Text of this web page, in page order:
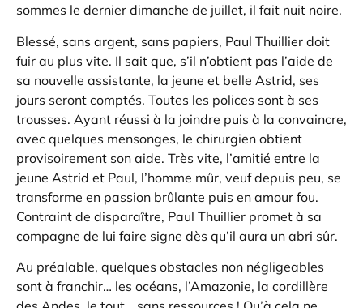
sommes le dernier dimanche de juillet, il fait nuit noire.
Blessé, sans argent, sans papiers, Paul Thuillier doit
fuir au plus vite. Il sait que, s’il n’obtient pas l’aide de
sa nouvelle assistante, la jeune et belle Astrid, ses
jours seront comptés. Toutes les polices sont à ses
trousses. Ayant réussi à la joindre puis à la convaincre,
avec quelques mensonges, le chirurgien obtient
provisoirement son aide. Très vite, l’amitié entre la
jeune Astrid et Paul, l’homme mûr, veuf depuis peu, se
transforme en passion brûlante puis en amour fou.
Contraint de disparaître, Paul Thuillier promet à sa
compagne de lui faire signe dès qu’il aura un abri sûr.
Au préalable, quelques obstacles non négligeables
sont à franchir… les océans, l’Amazonie, la cordillère